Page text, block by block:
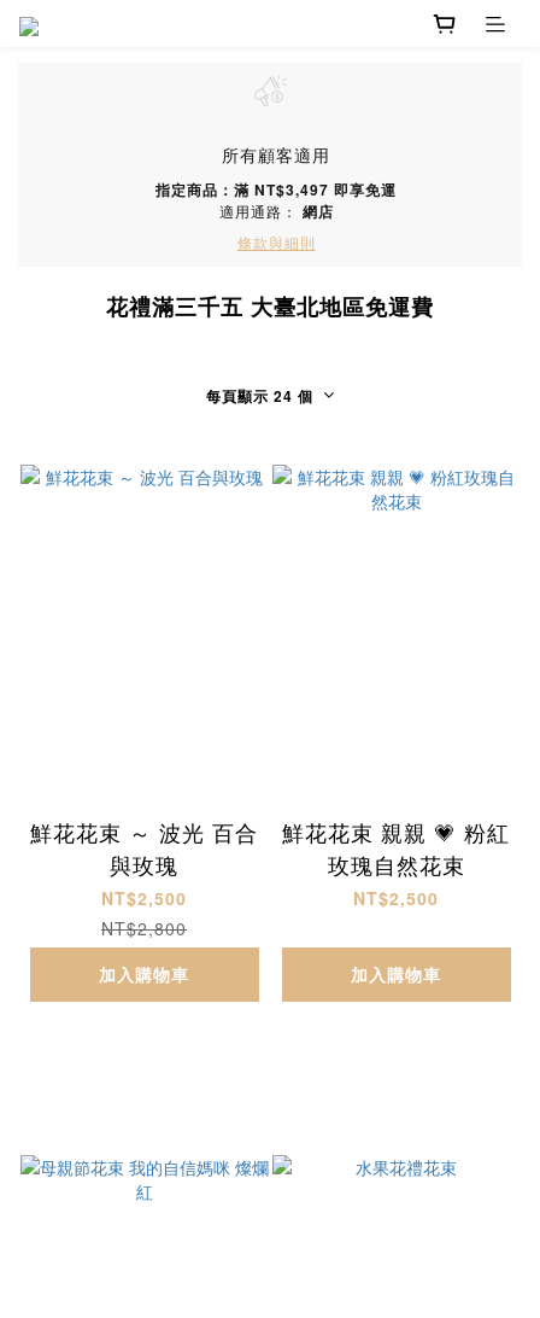
所有顧客適用
指定商品：滿 NT$3,497 即享免運
適用通路： 網店
條款與細則
花禮滿三千五 大臺北地區免運費
每頁顯示 24 個
鮮花花束 ～ 波光 百合
與玫瑰
NT$2,500
NT$2,800
加入購物車
鮮花花束 親親 💗 粉紅
玫瑰自然花束
NT$2,500
加入購物車